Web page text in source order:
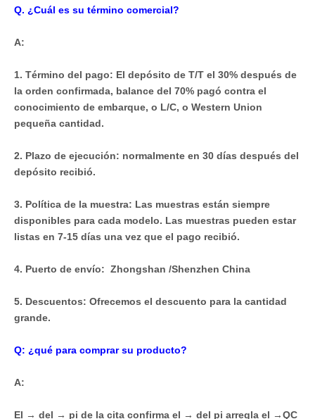
Q. ¿Cuál es su término comercial?
A:
1. Término del pago: El depósito de T/T el 30% después de
la orden confirmada, balance del 70% pagó contra el
conocimiento de embarque, o L/C, o Western Union
pequeña cantidad.
2. Plazo de ejecución: normalmente en 30 días después del
depósito recibió.
3. Política de la muestra: Las muestras están siempre
disponibles para cada modelo. Las muestras pueden estar
listas en 7-15 días una vez que el pago recibió.
4. Puerto de envío: Zhongshan /Shenzhen China
5. Descuentos: Ofrecemos el descuento para la cantidad
grande.
Q: ¿qué para comprar su producto?
A:
El → del → pi de la cita confirma el → del pi arregla el →QC